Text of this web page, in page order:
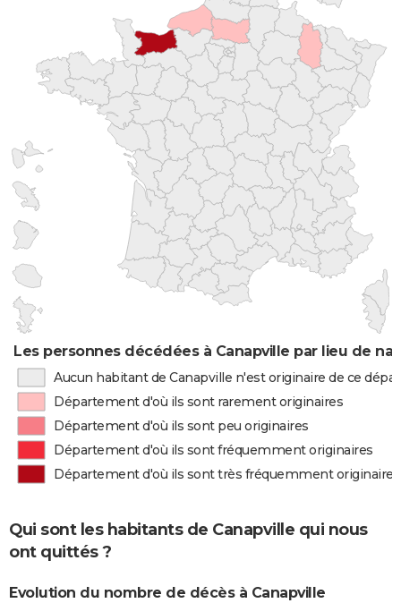
Les personnes décédées à Canapville par lieu de
Aucun habitant de Canapville n'est originaire de ce
Département d'où ils sont rarement originaires
Département d'où ils sont peu originaires
Département d'où ils sont fréquemment originaires
Département d'où ils sont très fréquemment originaires
Qui sont les habitants de Canapville qui nous
ont quittés ?
Evolution du nombre de décès à Canapville